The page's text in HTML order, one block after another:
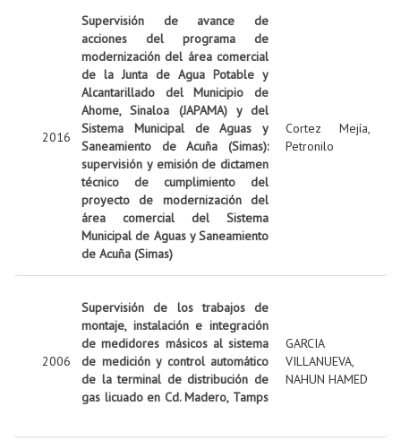
2016
Supervisión de avance de
acciones del programa de
modernización del área comercial
de la Junta de Agua Potable y
Alcantarillado del Municipio de
Ahome, Sinaloa (JAPAMA) y del
Sistema Municipal de Aguas y
Saneamiento de Acuña (Simas):
supervisión y emisión de dictamen
técnico de cumplimiento del
proyecto de modernización del
área comercial del Sistema
Municipal de Aguas y Saneamiento
de Acuña (Simas)
Cortez Mejía,
Petronilo
2006
Supervisión de los trabajos de
montaje, instalación e integración
de medidores másicos al sistema
de medición y control automático
de la terminal de distribución de
gas licuado en Cd. Madero, Tamps
GARCIA
VILLANUEVA,
NAHUN HAMED